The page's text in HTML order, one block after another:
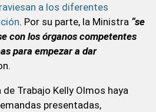
a los diferentes
. Por su parte, la Ministra “se
con los órganos competentes
para empezar a dar
Trabajo Kelly Olmos haya
presentadas,